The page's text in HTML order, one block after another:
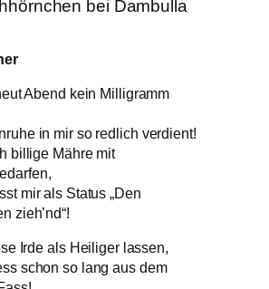
Abend kein Milligramm
in mir so redlich verdient!
billige Mähre mit
mir als Status „Den
zieh’nd“!
Irde als Heiliger lassen,
schon so lang aus dem